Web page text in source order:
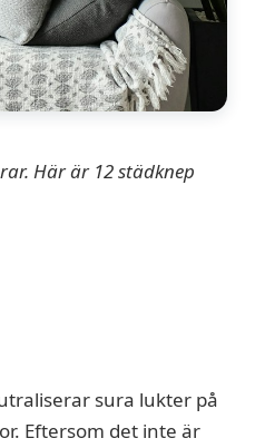
Här är 12 städknep
sura lukter på
Eftersom det inte är